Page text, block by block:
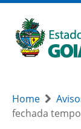
Home
fechada